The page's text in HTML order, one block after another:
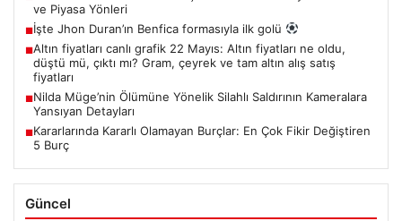
ve Piyasa Yönleri
■İşte Jhon Duran’ın Benfica formasıyla ilk golü
■Altın fiyatları canlı grafik 22 Mayıs: Altın fiyatları ne oldu,
düştü mü, çıktı mı? Gram, çeyrek ve tam altın alış satış
fiyatları
■Nilda Müge’nin Ölümüne Yönelik Silahlı Saldırının Kameralara
Yansıyan Detayları
■Kararlarında Kararlı Olamayan Burçlar: En Çok Fikir Değiştiren
5 Burç
Güncel